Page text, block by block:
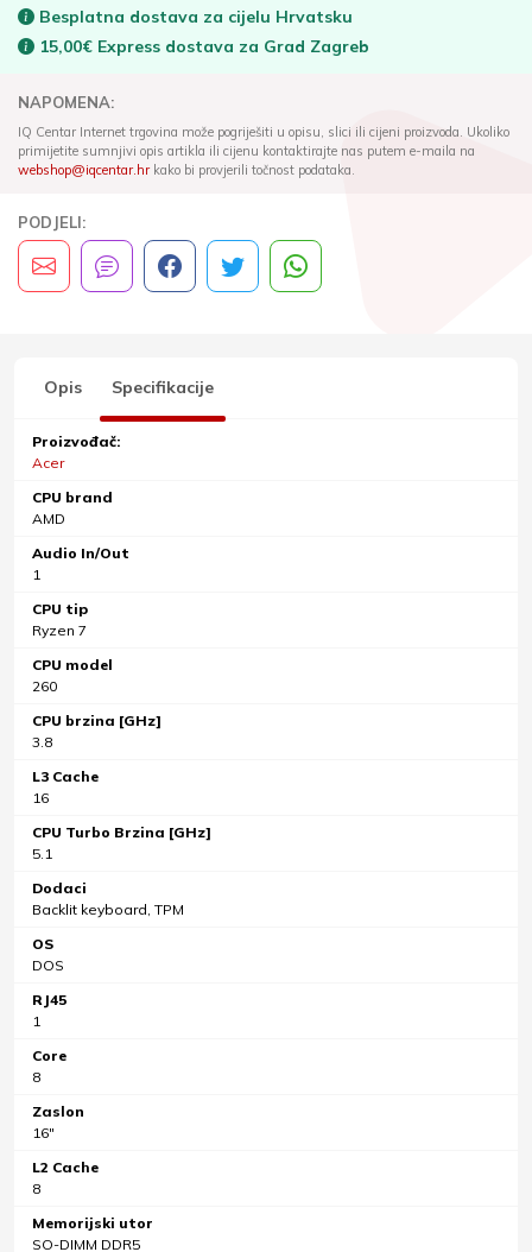
Besplatna dostava za cijelu Hrvatsku
15,00€ Express dostava za Grad Zagreb
NAPOMENA:
IQ Centar Internet trgovina može pogriješiti u opisu, slici ili cijeni proizvoda. Ukoliko
primijetite sumnjivi opis artikla ili cijenu kontaktirajte nas putem e-maila na
webshop@iqcentar.hrkako bi provjerili točnost podataka.
PODJELI:
Opis Specifikacije
Proizvođač:
Acer
CPU brand
AMD
Audio In/Out
1
CPU tip
Ryzen 7
CPU model
260
CPU brzina [GHz]
3.8
L3 Cache
16
CPU Turbo Brzina [GHz]
5.1
Dodaci
Backlit keyboard, TPM
OS
DOS
RJ45
1
Core
8
Zaslon
16"
L2 Cache
8
Memorijski utor
SO-DIMM DDR5